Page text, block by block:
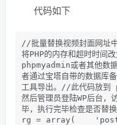
代码如下
//批量替换视频封面网址
将PHP的内存和超时时间
phpmyadmin或者其他数
者通过宝塔自带的数据库
工具导出。//此代码放
然后管理员登陆WP后台
毕，执行完毕检查是否替
rg = array(